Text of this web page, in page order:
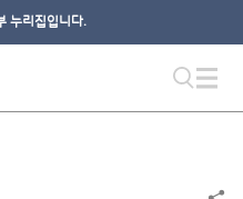
누리집입니다.